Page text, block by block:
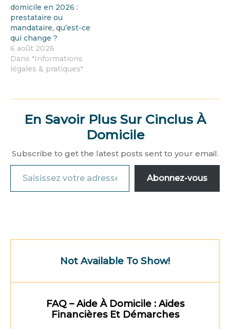
domicile en 2026 :
prestataire ou
mandataire, qu’est-ce
qui change ?
6 août 2026
Dans "Informations
légales & pratiques"
En Savoir Plus Sur Cinclus À
Domicile
Subscribe to get the latest posts sent to your email.
Abonnez-vous
Not Available To Show!
FAQ – Aide À Domicile : Aides
Financières Et Démarches